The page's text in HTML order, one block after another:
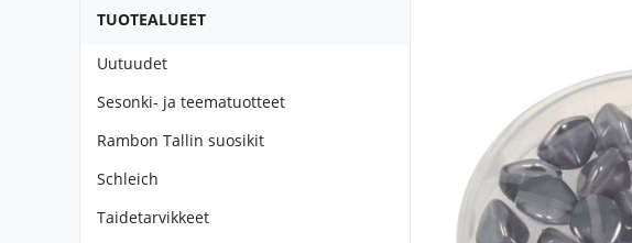
TUOTEALUEET
Uutuudet
Sesonki- ja teematuotteet
Rambon Tallin suosikit
Schleich
Taidetarvikkeet